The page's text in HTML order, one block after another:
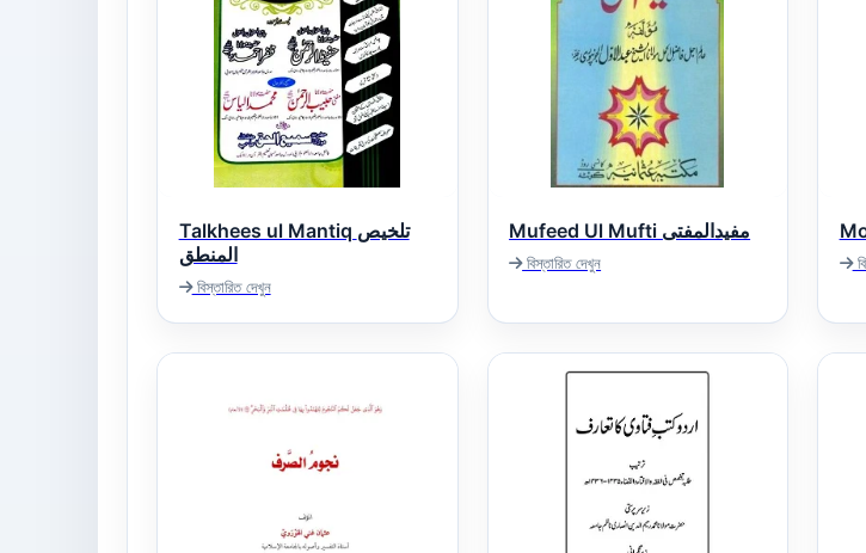
Talkhees ul Mantiq تلخیص
المنطق
বিস্তারিত দেখুন
Mufeed Ul Mufti مفیدالمفتی
বিস্তারিত দেখুন